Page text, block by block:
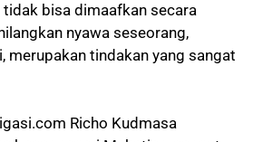
tidak bisa dimaafkan secara
nyawa seseorang,
merupakan tindakan yang sangat
Richo Kudmasa